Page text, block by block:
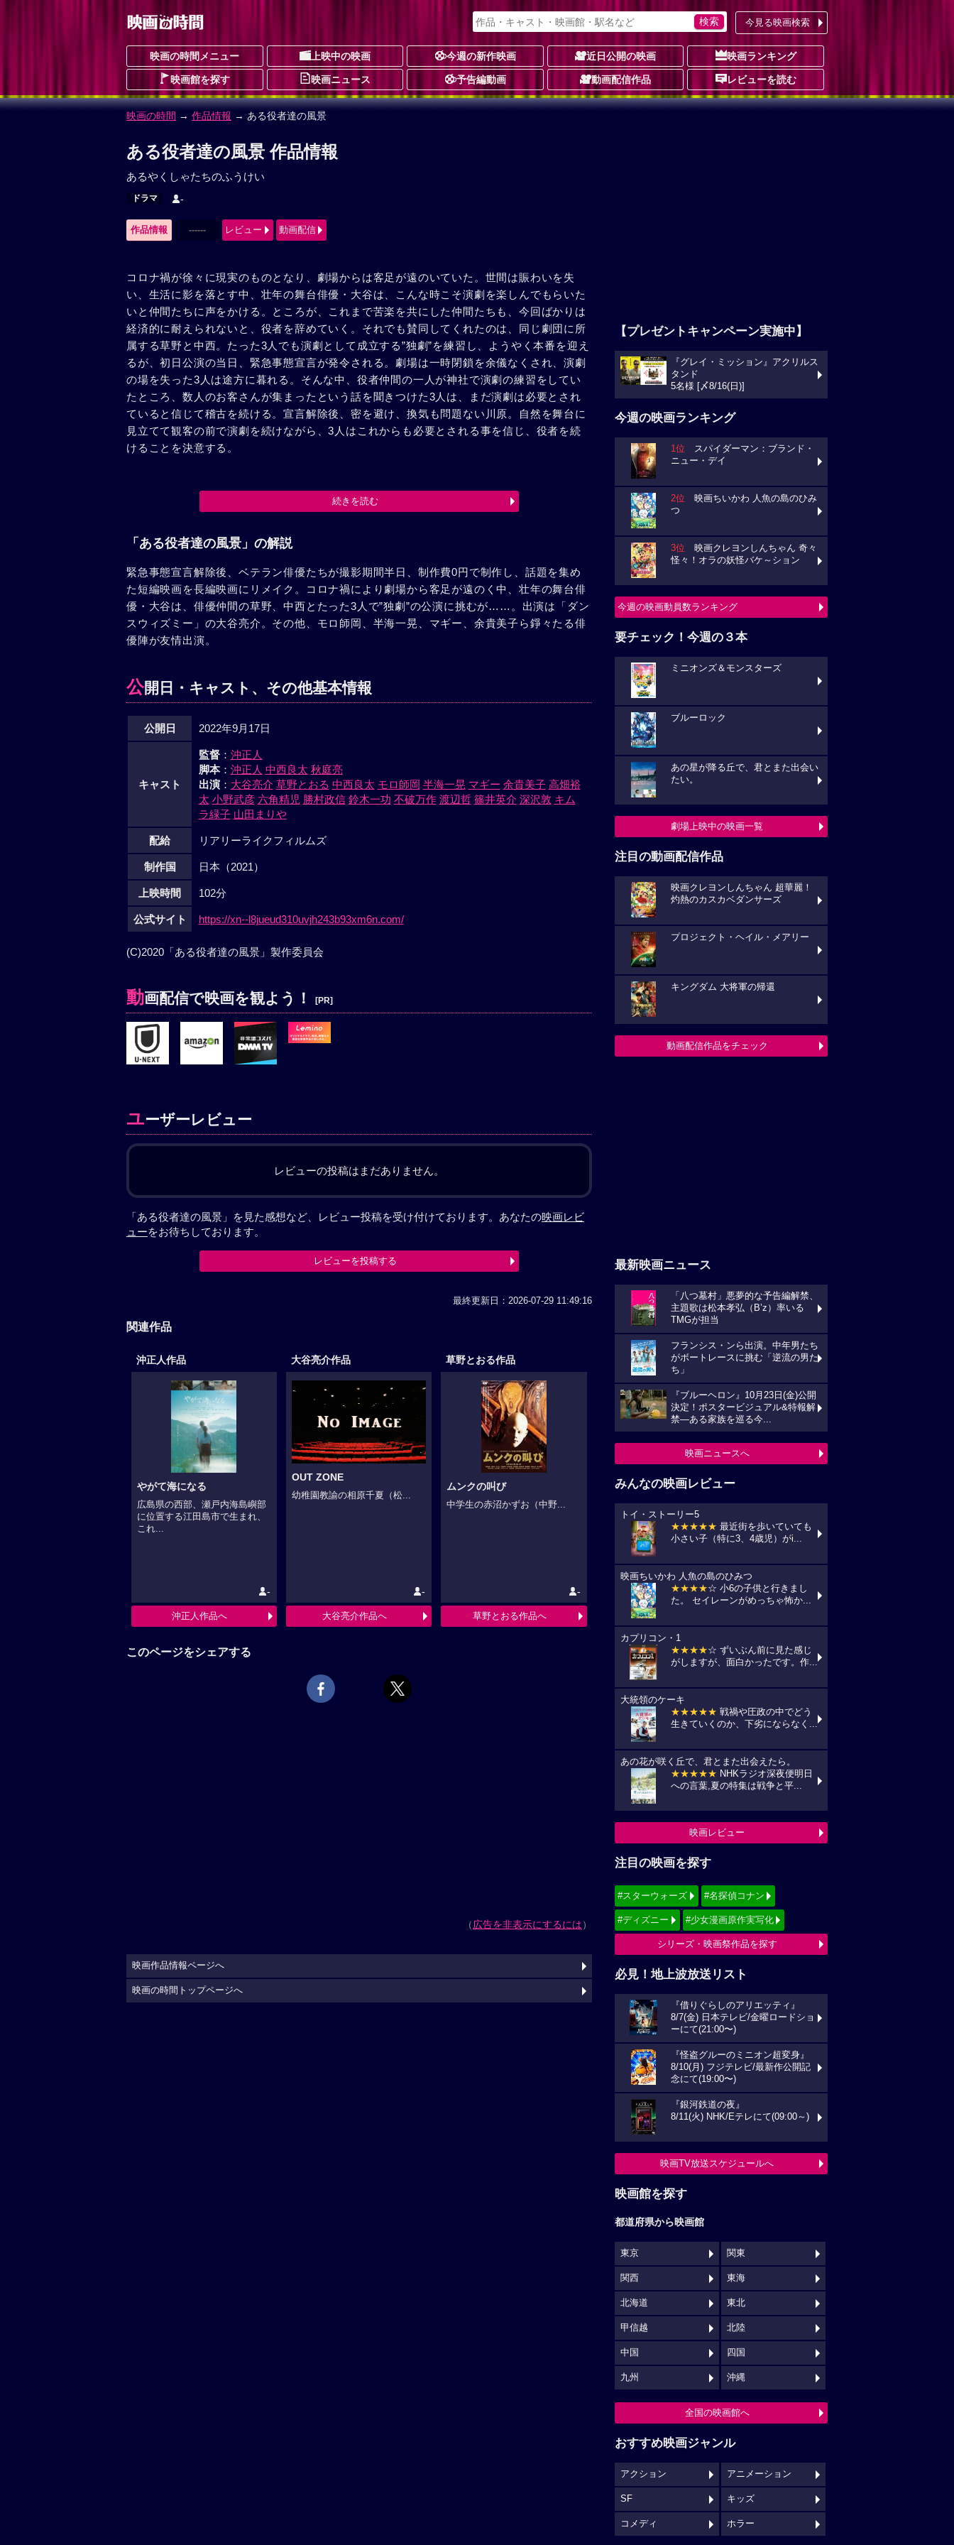
今見る映画検索
映画の時間メニュー 上映中の映画 今週の新作映画 近日公開の映画 映画ランキング
映画館を探す 映画ニュース 予告編動画 動画配信作品 レビューを読む
映画の時間 → 作品情報 → ある役者達の風景
ある役者達の風景 作品情報
あるやくしゃたちのふうけい
ドラマ -
作品情報 ------ レビュー 動画配信
コロナ禍が徐々に現実のものとなり、劇場からは客足が遠のいていた。世間は賑わいを失
い、生活に影を落とす中、壮年の舞台俳優・大谷は、こんな時こそ演劇を楽しんでもらいた
いと仲間たちに声をかける。ところが、これまで苦楽を共にした仲間たちも、今回ばかりは
経済的に耐えられないと、役者を辞めていく。それでも賛同してくれたのは、同じ劇団に所
属する草野と中西。たった3人でも演劇として成立する”独劇”を練習し、ようやく本番を迎え
るが、初日公演の当日、緊急事態宣言が発令される。劇場は一時閉鎖を余儀なくされ、演劇
の場を失った3人は途方に暮れる。そんな中、役者仲間の一人が神社で演劇の練習をしてい
たところ、数人のお客さんが集まったという話を聞きつけた3人は、まだ演劇は必要とされ
ていると信じて稽古を続ける。宣言解除後、密を避け、換気も問題ない川原。自然を舞台に
見立てて観客の前で演劇を続けながら、3人はこれからも必要とされる事を信じ、役者を続
けることを決意する。
続きを読む
「ある役者達の風景」の解説
緊急事態宣言解除後、ベテラン俳優たちが撮影期間半日、制作費0円で制作し、話題を集め
た短編映画を長編映画にリメイク。コロナ禍により劇場から客足が遠のく中、壮年の舞台俳
優・大谷は、俳優仲間の草野、中西とたった3人で”独劇”の公演に挑むが……。出演は「ダン
スウィズミー」の大谷亮介。その他、モロ師岡、半海一晃、マギー、余貴美子ら錚々たる俳
優陣が友情出演。
公開日・キャスト、その他基本情報
公開日 2022年9月17日
キャスト
監督： 沖正人
脚本： 沖正人 中西良太 秋庭亮
出演： 大谷亮介 草野とおる 中西良太 モロ師岡 半海一晃 マギー 余貴美子 高畑裕
太 小野武彦 六角精児 勝村政信 鈴木一功 不破万作 渡辺哲 篠井英介 深沢敦 キム
ラ緑子 山田まりや
配給 リアリーライクフィルムズ
制作国 日本（2021）
上映時間 102分
公式サイト https://xn--l8jueud310uvjh243b93xm6n.com/
(C)2020「ある役者達の風景」製作委員会
動画配信で映画を観よう！ [PR]
ユーザーレビュー
レビューの投稿はまだありません。
「ある役者達の風景」を見た感想など、レビュー投稿を受け付けております。あなたの映画レビ
ューをお待ちしております。
レビューを投稿する
最終更新日：2026-07-29 11:49:16
関連作品
沖正人作品
やがて海になる
広島県の西部、瀬戸内海島嶼部
に位置する江田島市で生まれ、
これ...
-
沖正人作品へ
大谷亮介作品
OUT ZONE
幼稚園教諭の相原千夏（松...
-
大谷亮介作品へ
草野とおる作品
ムンクの叫び
中学生の赤沼かずお（中野...
-
草野とおる作品へ
このページをシェアする
（広告を非表示にするには）
【プレゼントキャンペーン実施中】
『グレイ・ミッション』アクリルス
タンド
5名様 [〆8/16(日)]
今週の映画ランキング
1位 スパイダーマン：ブランド・
ニュー・デイ
2位 映画ちいかわ 人魚の島のひみ
つ
3位 映画クレヨンしんちゃん 奇々
怪々！オラの妖怪バケ～ション
今週の映画動員数ランキング
要チェック！今週の３本
ミニオンズ＆モンスターズ
ブルーロック
あの星が降る丘で、君とまた出会い
たい。
劇場上映中の映画一覧
注目の動画配信作品
映画クレヨンしんちゃん 超華麗！
灼熱のカスカベダンサーズ
プロジェクト・ヘイル・メアリー
キングダム 大将軍の帰還
動画配信作品をチェック
最新映画ニュース
「八つ墓村」悪夢的な予告編解禁、
主題歌は松本孝弘（B’z）率いる
TMGが担当
フランシス・ンら出演。中年男たち
がボートレースに挑む「逆流の男た
ち」
『ブルーヘロン』10月23日(金)公開
決定！ポスタービジュアル&特報解
禁―ある家族を巡る今...
映画ニュースへ
みんなの映画レビュー
トイ・ストーリー5
★★★★★ 最近街を歩いていても
小さい子（特に3、4歳児）がi...
映画ちいかわ 人魚の島のひみつ
★★★★☆ 小6の子供と行きまし
た。 セイレーンがめっちゃ怖か...
カプリコン・1
★★★★☆ ずいぶん前に見た感じ
がしますが、面白かったです。作...
大統領のケーキ
★★★★★ 戦禍や圧政の中でどう
生きていくのか、下劣にならなく...
あの花が咲く丘で、君とまた出会えたら。
★★★★★ NHKラジオ深夜便明日
への言葉,夏の特集は戦争と平...
映画レビュー
注目の映画を探す
#スターウォーズ #名探偵コナン
#ディズニー #少女漫画原作実写化
シリーズ・映画祭作品を探す
必見！地上波放送リスト
『借りぐらしのアリエッティ』
8/7(金) 日本テレビ/金曜ロードショ
ーにて(21:00〜)
『怪盗グルーのミニオン超変身』
8/10(月) フジテレビ/最新作公開記
念にて(19:00〜)
『銀河鉄道の夜』
8/11(火) NHK/Eテレにて(09:00～)
映画TV放送スケジュールへ
映画館を探す
都道府県から映画館
東京 関東
関西 東海
北海道 東北
甲信越 北陸
中国 四国
九州 沖縄
全国の映画館へ
おすすめ映画ジャンル
アクション アニメーション
SF キッズ
コメディ ホラー
映画作品情報ページへ
映画の時間トップページへ